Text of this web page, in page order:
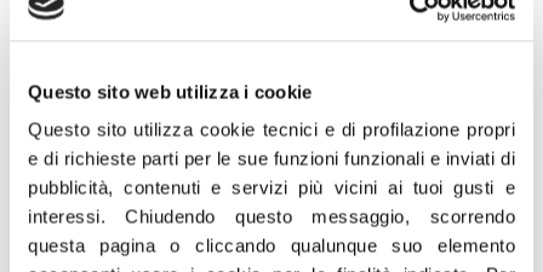
Questo sito web utilizza i cookie
Questo sito utilizza cookie tecnici e di profilazione propri
e di richieste parti per le sue funzioni funzionali e inviati di
pubblicità, contenuti e servizi più vicini ai tuoi gusti e
interessi.Chiudendo questo messaggio, scorrendo
questa pagina o cliccando qualunque suo elemento
“In tempo di crisi economica e sanitaria la modifica